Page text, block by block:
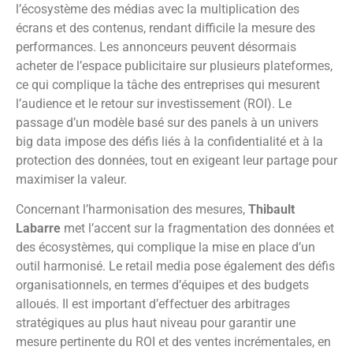
l’écosystème des médias avec la multiplication des
écrans et des contenus, rendant difficile la mesure des
performances. Les annonceurs peuvent désormais
acheter de l’espace publicitaire sur plusieurs plateformes,
ce qui complique la tâche des entreprises qui mesurent
l’audience et le retour sur investissement (ROI). Le
passage d’un modèle basé sur des panels à un univers
big data impose des défis liés à la confidentialité et à la
protection des données, tout en exigeant leur partage pour
maximiser la valeur.
Concernant l’harmonisation des mesures, Thibault
Labarre met l’accent sur la fragmentation des données et
des écosystèmes, qui complique la mise en place d’un
outil harmonisé. Le retail media pose également des défis
organisationnels, en termes d’équipes et des budgets
alloués. Il est important d’effectuer des arbitrages
stratégiques au plus haut niveau pour garantir une
mesure pertinente du ROI et des ventes incrémentales, en